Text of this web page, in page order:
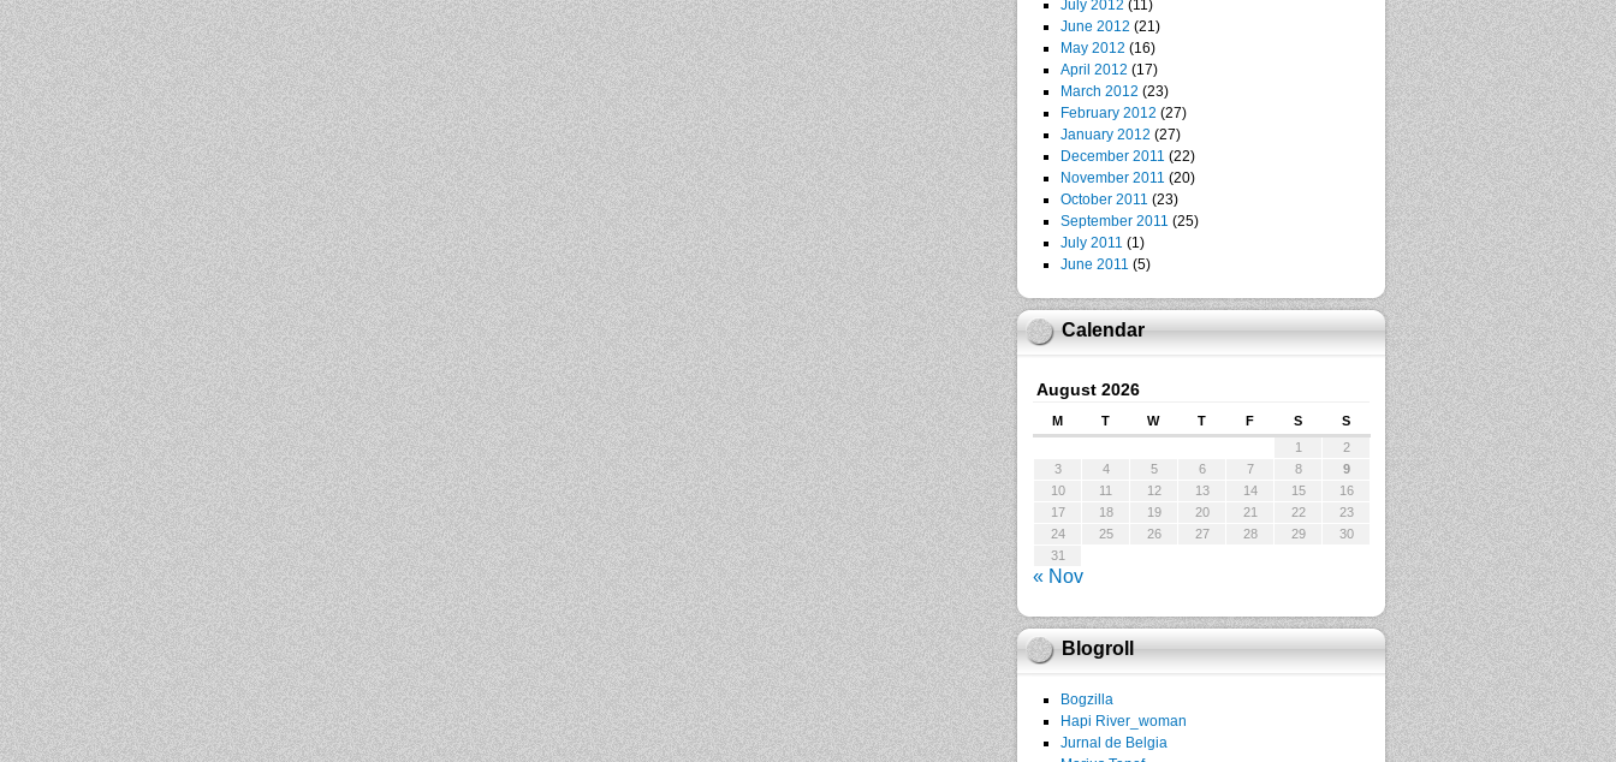
July 2012 (11)
June 2012 (21)
May 2012 (16)
April 2012 (17)
March 2012 (23)
February 2012 (27)
January 2012 (27)
December 2011 (22)
November 2011 (20)
October 2011 (23)
September 2011 (25)
July 2011 (1)
June 2011 (5)
Calendar
August 2026
M T W T F S
S
1
2
3
4 5 6 7 8
9
10
11 12 13 14 15
16
17
18 19 20 21 22
23
24
25 26 27 28 29
30
31
« Nov
Blogroll
Bogzilla
Hapi River_woman
Jurnal de Belgia